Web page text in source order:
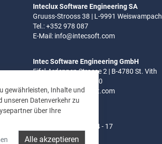
gewährleisten, Inhalte und
unseren Datenverkehr zu
über Ihre
Alle akzeptieren
Inteclux Software Engineering SA
Gruuss-Strooss 38 | L-9991 Weiswampach
Tel.: +352 978 087
E-Mail: info@intecsoft.com
Intec Software Engineering GmbH
Eifel-Ardennen Strasse 2 | B-4780 St. Vith
Tel.: +32 (0)80 280 080
E-Mail:info@intecsoft.com
Mo - Do: 8 - 12 Uhr | 14 - 17
Uhr